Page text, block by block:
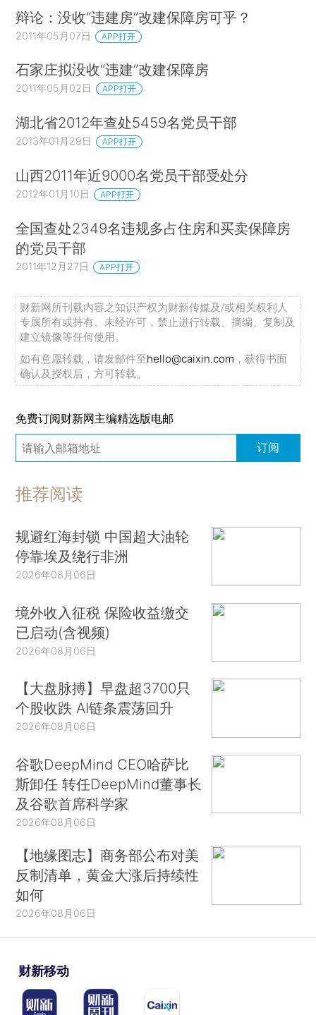
辩论：没收“违建房”改建保障房可乎？
2011年05月07日 APP打开
石家庄拟没收“违建”改建保障房
2011年05月02日 APP打开
湖北省2012年查处5459名党员干部
2013年01月29日 APP打开
山西2011年近9000名党员干部受处分
2012年01月10日 APP打开
全国查处2349名违规多占住房和买卖保障房
的党员干部
2011年12月27日 APP打开
财新网所刊载内容之知识产权为财新传媒及/或相关权利人
专属所有或持有。未经许可，禁止进行转载、摘编、复制及
建立镜像等任何使用。
如有意愿转载，请发邮件至hello@caixin.com ，获得书面
确认及授权后，方可转载。
免费订阅财新网主编精选版电邮
订阅
推荐阅读
规避红海封锁 中国超大油轮
停靠埃及绕行非洲
2026年08月06日
境外收入征税 保险收益缴交
已启动(含视频)
2026年08月06日
【大盘脉搏】早盘超3700只
个股收跌 AI链条震荡回升
2026年08月06日
谷歌DeepMind CEO哈萨比
斯卸任 转任DeepMind董事长
及谷歌首席科学家
2026年08月06日
【地缘图志】商务部公布对美
反制清单，黄金大涨后持续性
如何
2026年08月06日
财新移动